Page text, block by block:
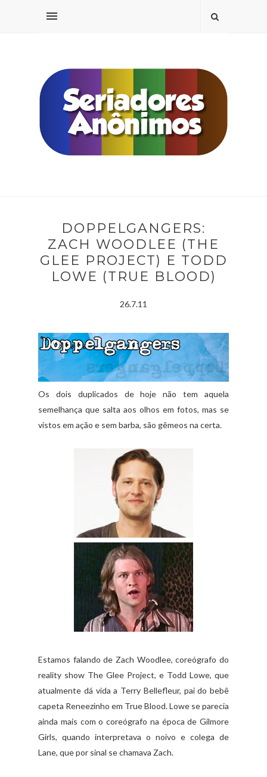
DOPPELGANGERS:
ZACH WOODLEE (THE
GLEE PROJECT) E TODD
LOWE (TRUE BLOOD)
26.7.11
Os dois duplicados de hoje não tem aquela
semelhança que salta aos olhos em fotos, mas se
vistos em ação e sem barba, são gêmeos na certa.
Estamos falando de Zach Woodlee, coreógrafo do
reality show The Glee Project, e Todd Lowe, que
atualmente dá vida a Terry Bellefleur, pai do bebê
capeta Reneezinho em True Blood. Lowe se parecia
ainda mais com o coreógrafo na época de Gilmore
Girls, quando interpretava o noivo e colega de
Lane, que por sinal se chamava Zach.